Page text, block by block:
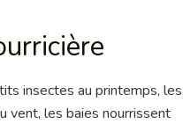
insectes au printemps, les
vent, les baies nourrissent